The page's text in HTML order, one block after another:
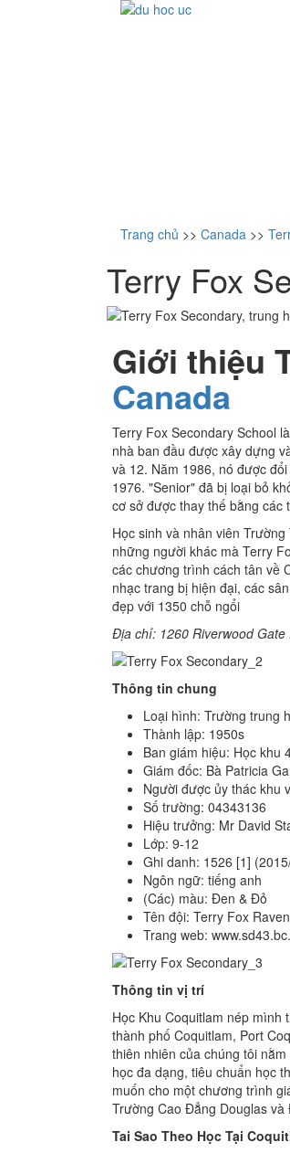
Trang chủ >> Canada >>
Terry Fox
Giới thiệu
Canada
Terry Fox Secondary School
nhà ban đầu được xây dựng
và 12. Năm 1986, nó được
1976. "Senior" đã bị loại bỏ
cơ sở được thay thế bằng các
Học sinh và nhân viên
những người khác mà Terry
các chương trình cách tân về
nhạc trang bị hiện đại, các
đẹp với 1350 chỗ ngổi
Địa chỉ: 1260 Riverwood Gate
Thông tin chung
Loại hình: Trường trung
Thành lập: 1950s
Ban giám hiệu: Học khu
Giám đốc: Bà Patricia
Người được ủy thác khu
Số trường: 04343136
Hiệu trưởng: Mr David
Lớp: 9-12
Ghi danh: 1526 [1]
Ngôn ngữ: tiếng anh
(Các) màu: Đen & Đỏ
Tên đội: Terry Fox
Trang web:
Thông tin vị trí
Học Khu Coquitlam nép mình
thành phố Coquitlam, Port
thiên nhiên của chúng tôi
học đa dạng, tiêu chuẩn học
muốn cho một chương trình
Trường Cao Đẳng Douglas và
Tai Sao Theo Học Tại